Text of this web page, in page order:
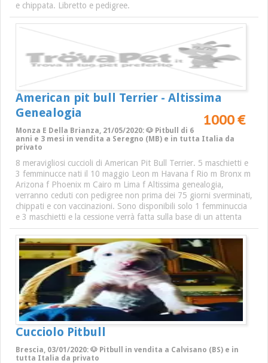
e chippata. Libretto e pedigree.
American pit bull Terrier - Altissima
Genealogia
1000 €
Monza E Della Brianza, 21/05/2020: 🐶 Pitbull di 6
anni e 3 mesi in vendita a Seregno (MB) e in tutta Italia da
privato
8 meravigliosi cuccioli di American Pit Bull Terrier. 5 maschietti e
3 femminucce nati il 10 maggio Leon m Havana f Rio m Bronx m
Arizona f Phoenix m Cairo m Lima f Altissima genealogia,
verranno ceduti con pedigree non prima dei 75 giorni sverminati,
chippati e con vaccinazioni. Sono disponibili solo 1 femminuccia
e 3 maschietti e la cessione verrà fatta sulla base di un attenta
Cucciolo Pitbull
Brescia, 03/01/2020: 🐶 Pitbull in vendita a Calvisano (BS) e in
tutta Italia da privato